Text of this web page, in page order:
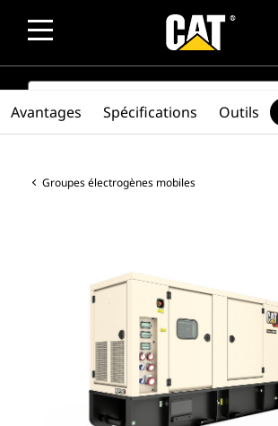
SEARCH
Groupes électrogènes mobiles
Avantages Spécifications Outils